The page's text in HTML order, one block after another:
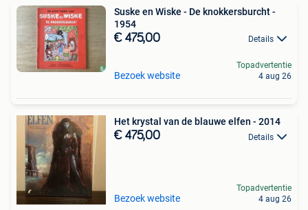
Suske en Wiske - De knokkersburcht -
1954
€ 475,00 Details
Bezoek website
Topadvertentie
4 aug 26
Het krystal van de blauwe elfen - 2014
€ 475,00 Details
Bezoek website
Topadvertentie
4 aug 26